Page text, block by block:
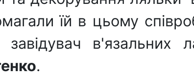
їй в цьому
завідувач в'язальних
.